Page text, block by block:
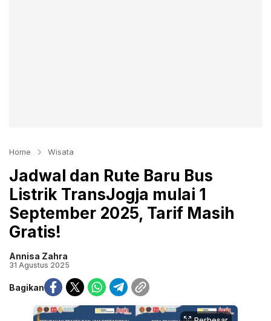
Home Wisata
Jadwal dan Rute Baru Bus
Listrik TransJogja mulai 1
September 2025, Tarif Masih
Gratis!
Annisa Zahra
31 Agustus 2025
Bagikan